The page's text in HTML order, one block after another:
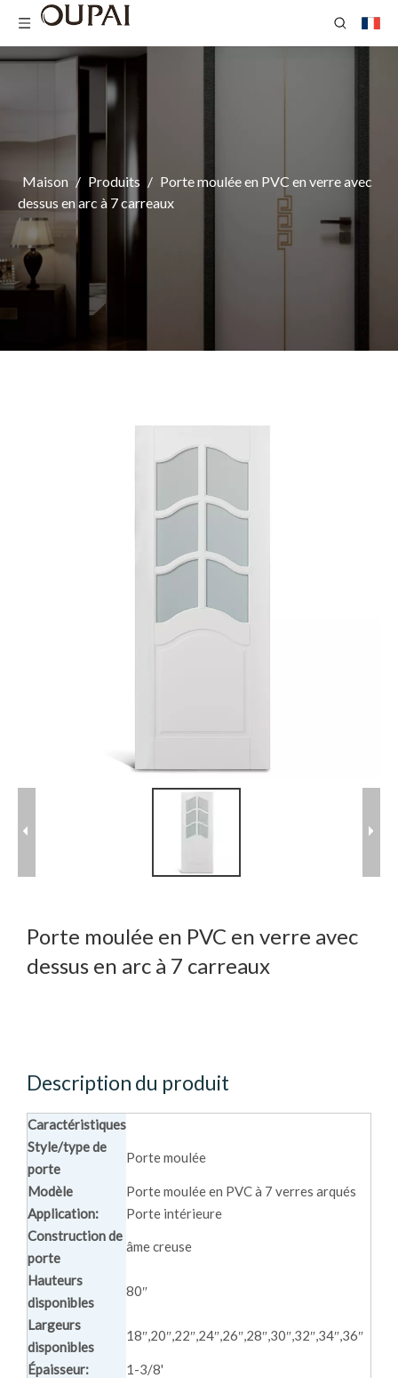
Maison / Produits / Porte moulée en PVC en verre avec
dessus en arc à 7 carreaux
Porte moulée en PVC en verre avec
dessus en arc à 7 carreaux
Description du produit
Caractéristiques
Style/type de
porte
Porte moulée
Modèle
Porte moulée en PVC à 7 verres arqués
Application:
Porte intérieure
Construction de
porte
âme creuse
Hauteurs
disponibles
80″
Largeurs
disponibles
18″,20″,22″,24″,26″,28″,30″,32″,34″,36″
Épaisseur:
1-3/8'